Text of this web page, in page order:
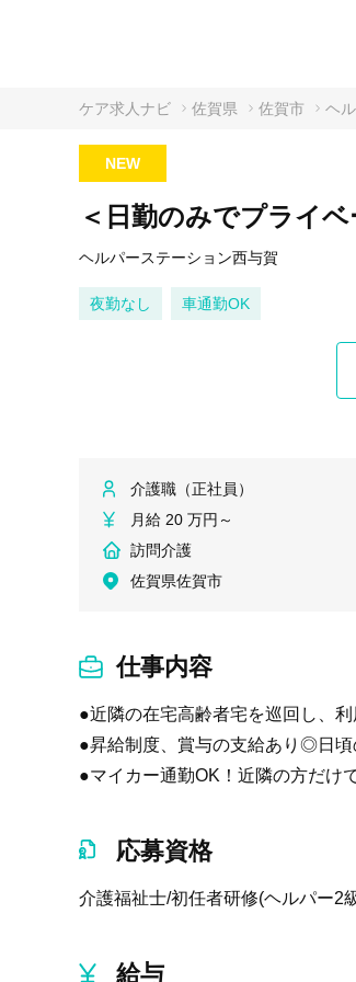
ケア求人ナビ 佐賀県 佐賀市 ヘ
NEW
＜日勤のみでプライ
ヘルパーステーション西与賀
夜勤なし 車通勤OK
介護職（正社員）
月給 20 万円～
訪問介護
佐賀県佐賀市
仕事内容
●近隣の在宅高齢者宅を巡回し、
●昇給制度、賞与の支給あり◎日
●マイカー通勤OK！近隣の方だけ
応募資格
介護福祉士/初任者研修(ヘルパー2
給与